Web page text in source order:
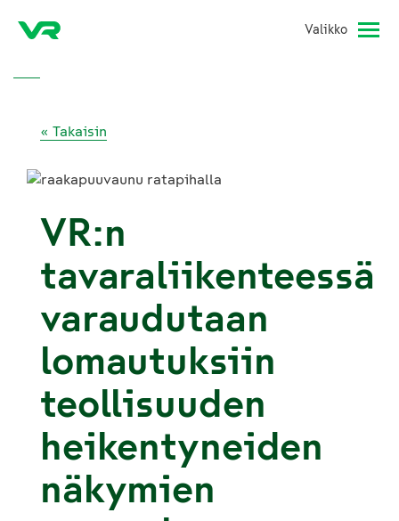
Valikko
« Takaisin
VR:n
tavaraliikenteessä
varaudutaan
lomautuksiin
teollisuuden
heikentyneiden
näkymien